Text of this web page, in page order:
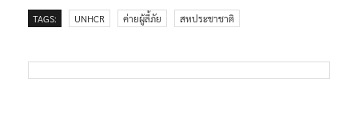
TAGS: UNHCR ค่ายผู้ลี้ภัย สหประชาชาติ